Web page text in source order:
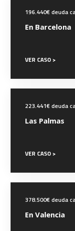
196.440€ deuda
En Barcelona
VER CASO >
223.441€ deuda
Las Palmas
VER CASO >
378.500€ deuda
En Valencia